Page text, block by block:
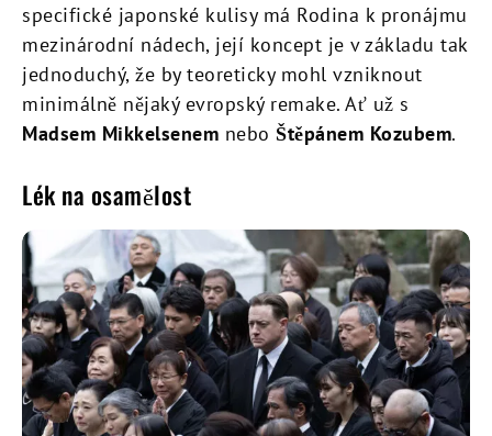
specifické japonské kulisy má Rodina k pronájmu
mezinárodní nádech, její koncept je v základu tak
jednoduchý, že by teoreticky mohl vzniknout
minimálně nějaký evropský remake. Ať už s
Madsem Mikkelsenem nebo Štěpánem Kozubem.
Lék na osamělost